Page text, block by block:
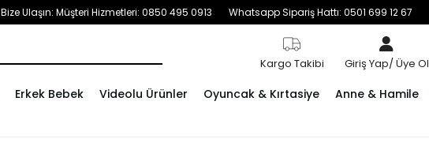
Bize Ulaşın: Müşteri Hizmetleri: 0850 495 0913 Whatsapp Sipariş Hattı: 0501 699 12 67
Kargo Takibi Giriş Yap/Üye Ol
Erkek Bebek Videolu Ürünler Oyuncak & Kırtasiye Anne & Hamile